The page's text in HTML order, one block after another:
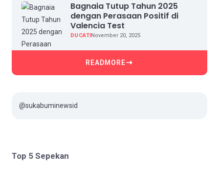
Bagnaia Tutup Tahun 2025
dengan Perasaan Positif di
Valencia Test
DUCATI November 20, 2025
READMORE
@sukabuminewsid
Top 5 Sepekan